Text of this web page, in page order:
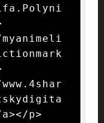
p>